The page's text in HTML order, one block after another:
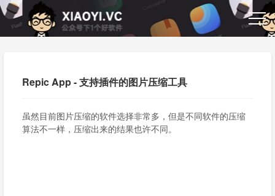
Repic App - 支持插件的图片压缩工具
虽然目前图片压缩的软件选择非常多，但是不同软件的压缩
算法不一样，压缩出来的结果也许不同。